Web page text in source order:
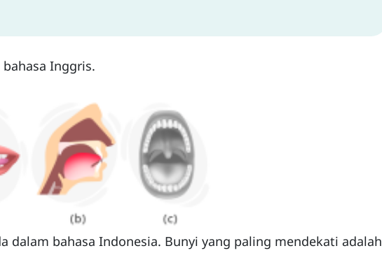
Inggris.
dalam bahasa Indonesia. Bunyi yang paling mendekati adalah